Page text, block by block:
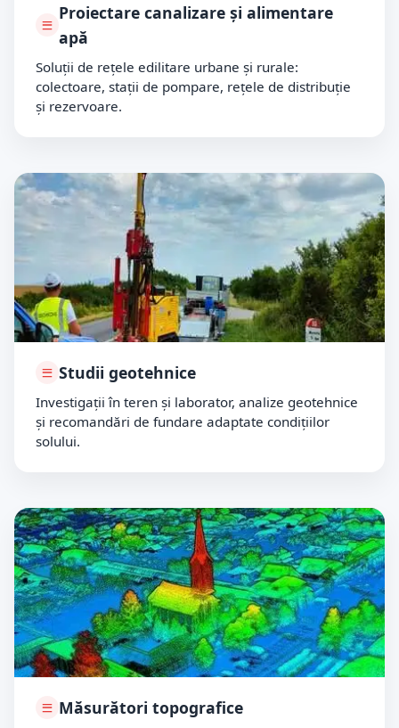
Proiectare canalizare și alimentare
apă
Soluții de rețele edilitare urbane și rurale:
colectoare, stații de pompare, rețele de distribuție
și rezervoare.
Studii geotehnice
Investigații în teren și laborator, analize geotehnice
și recomandări de fundare adaptate condițiilor
solului.
Măsurători topografice